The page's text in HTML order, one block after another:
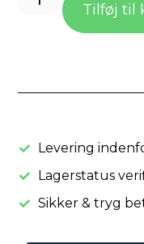
Tilføj til
Levering
Lagerstatus
Sikker & tryg